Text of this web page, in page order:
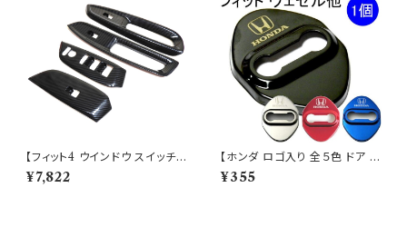
【フィット4 ウインドウ スイッチ
パネル カーボン 4P】
¥7,822
【ホンダ ロゴ入り 全５色 ドア ス
トライカー カバー】
¥355